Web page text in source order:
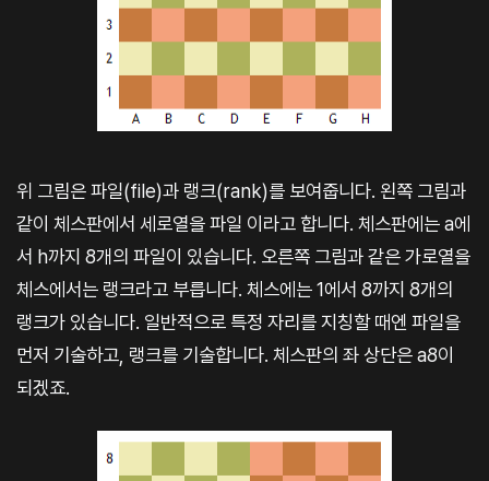
위 그림은 파일(file)과 랭크(rank)를 보여줍니다. 왼쪽 그림과
같이 체스판에서 세로열을 파일 이라고 합니다. 체스판에는 a에
서 h까지 8개의 파일이 있습니다. 오른쪽 그림과 같은 가로열을
체스에서는 랭크라고 부릅니다. 체스에는 1에서 8까지 8개의
랭크가 있습니다. 일반적으로 특정 자리를 지칭할 때엔 파일을
먼저 기술하고, 랭크를 기술합니다. 체스판의 좌 상단은 a8이
되겠죠.